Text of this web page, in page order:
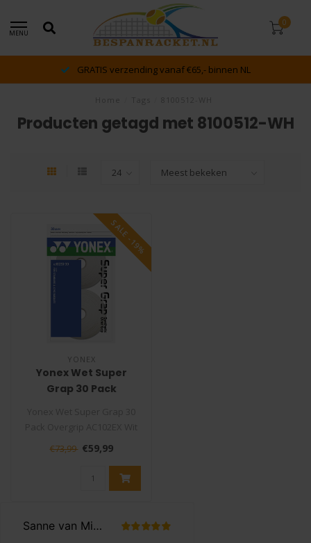
MENU
0
GRATIS verzending vanaf €65,- binnen NL
Producten getagd met 8100512-WH
SALE -19%
YONEX
Yonex Wet Super
Grap 30 Pack
De Yonex Super Grap is één
€73,99 €59,99